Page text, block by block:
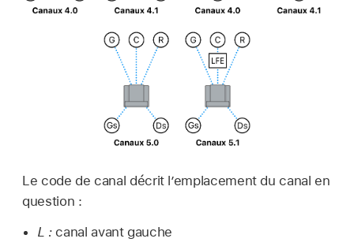
Le code de canal décrit l’emplacement du canal en
question :
L :canal avant gauche